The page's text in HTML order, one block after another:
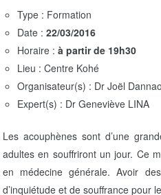
Type : Formation
Date : 22/03/2016
Horaire : à partir de 19h30
Lieu : Centre Kohé
Organisateur(s) : Dr Joël
Expert(s) : Dr Geneviève LINA
Les acouphènes sont d’une
adultes en souffriront un jour. Ce
en médecine générale. Avoir
d’inquiétude et de souffrance pour